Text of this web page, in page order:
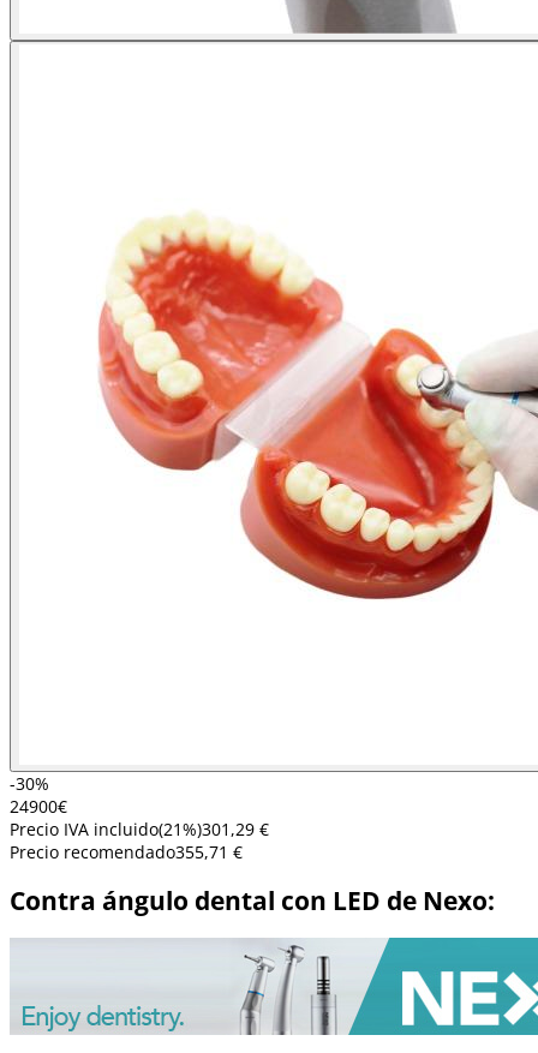
-30%
24900€
Precio IVA incluido(21%)301,29 €
Precio recomendado355,71 €
Contra ángulo dental con LED de Nexo: